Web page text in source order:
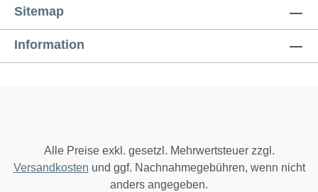
Sitemap
Information
Alle Preise exkl. gesetzl. Mehrwertsteuer zzgl.
Versandkosten und ggf. Nachnahmegebühren, wenn nicht
anders angegeben.